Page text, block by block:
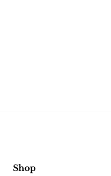
Shop